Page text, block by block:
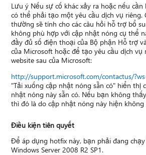
Lưu ý Nếu sự cố khác xảy ra hoặc nếu cần
có thể phải tạo một yêu cầu dịch vụ
thường sẽ tính cho các câu hỏi hỗ trợ bổ
không phù hợp với cập nhật nóng cụ thể
đầy đủ số điện thoại của Bộ phận Hỗ trợ
của Microsoft hoặc để tạo yêu cầu dịch vụ
website sau của Microsoft:
http://support.microsoft.com/contactus/
"Tải xuống cập nhật nóng sẵn có" hiển thị
nhật nóng này sẵn có. Nếu bạn không
thì đó là do cập nhật nóng này hiện
Điều kiện tiên quyết
Để áp dụng hotfix này, bạn phải đang
Windows Server 2008 R2 SP1.